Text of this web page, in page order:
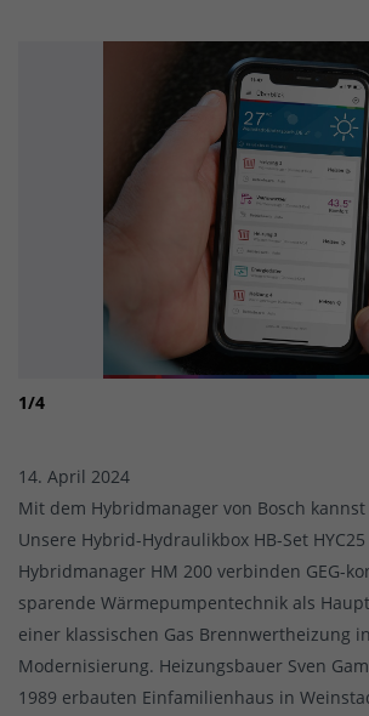
1/4
14. April 2024
Mit dem Hybridmanager von Bosch
Unsere Hybrid-Hydraulikbox HB-Set
Hybridmanager HM 200 verbinden GEG-
sparende Wärmepumpentechnik als
einer klassischen Gas Brennwertheizung
Modernisierung. Heizungsbauer Sven
1989 erbauten Einfamilienhaus in